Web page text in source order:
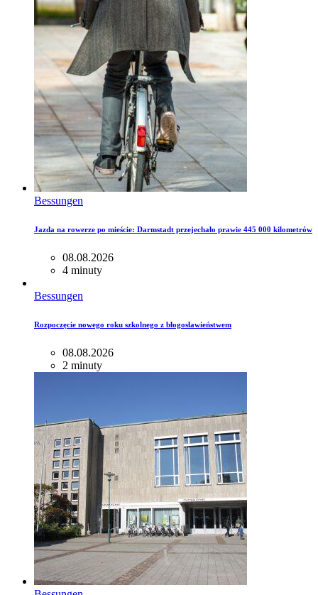
Bessungen
Jazda na rowerze po mieście: Darmstadt przejechało prawie 445 000 kilometrów
08.08.2026
4 minuty
Bessungen
Rozpoczęcie nowego roku szkolnego z błogosławieństwem
08.08.2026
2 minuty